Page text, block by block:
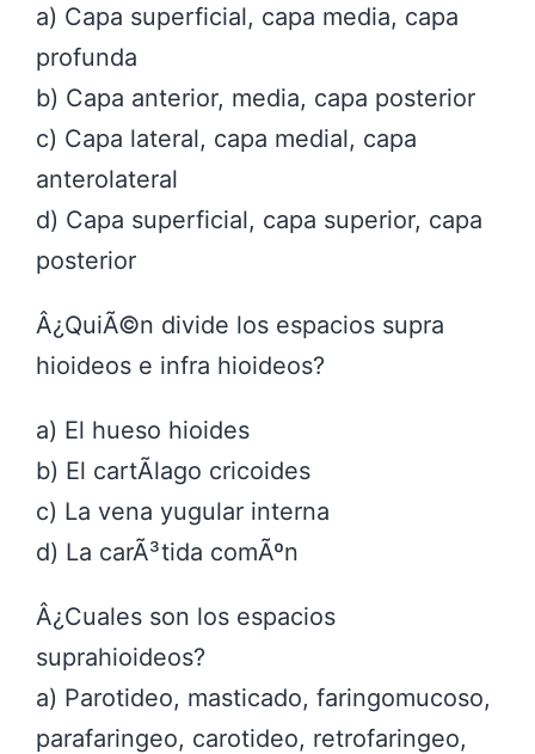
a) Capa superficial, capa media, capa
profunda
b) Capa anterior, media, capa posterior
c) Capa lateral, capa medial, capa
anterolateral
d) Capa superficial, capa superior, capa
posterior
Â¿QuiÃ©n divide los espacios supra
hioideos e infra hioideos?
a) El hueso hioides
b) El cartÃ­lago cricoides
c) La vena yugular interna
d) La carÃ³tida comÃºn
Â¿Cuales son los espacios
suprahioideos?
a) Parotideo, masticado, faringomucoso,
parafaringeo, carotideo, retrofaringeo,